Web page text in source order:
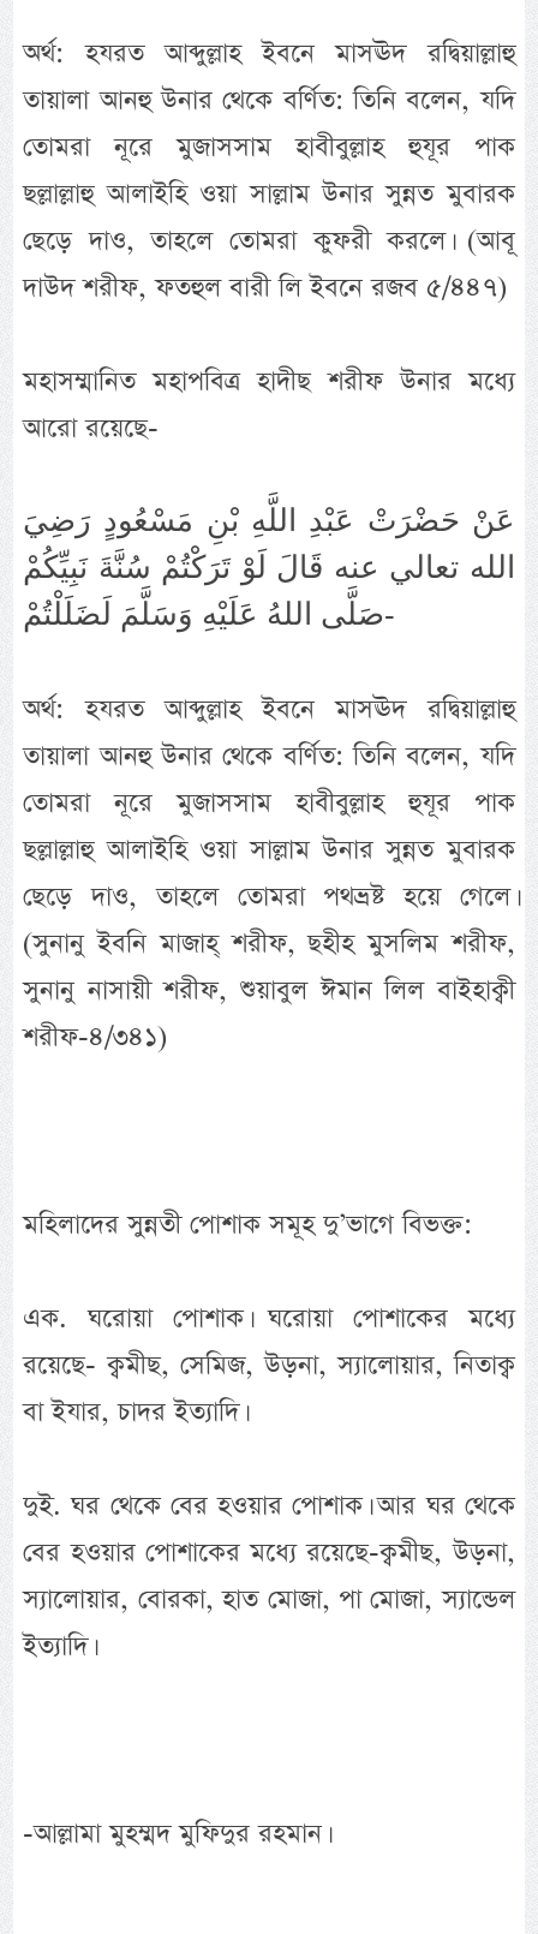
অর্থ: হযরত আব্দুল্লাহ ইবনে মাসঊদ রদ্বিয়াল্লাহু
তায়ালা আনহু উনার থেকে বর্ণিত: তিনি বলেন, যদি
তোমরা নূরে মুজাসসাম হাবীবুল্লাহ হুযূর পাক
ছল্লাল্লাহু আলাইহি ওয়া সাল্লাম উনার সুন্নত মুবারক
ছেড়ে দাও, তাহলে তোমরা কুফরী করলে। (আবূ
দাউদ শরীফ, ফতহুল বারী লি ইবনে রজব ৫/৪৪৭)
মহাসম্মানিত মহাপবিত্র হাদীছ শরীফ উনার মধ্যে
আরো রয়েছে-
عَنْ حَضْرَتْ عَبْدِ اللَّهِ بْنِ مَسْعُودٍ رَضِيَ
الله تعالي عنه قَالَ لَوْ تَرَكْتُمْ سُنَّةَ نَبِيِّكُمْ
صَلَّى اللهُ عَلَيْهِ وَسَلَّمَ لَضَلَلْتُمْ-
অর্থ: হযরত আব্দুল্লাহ ইবনে মাসঊদ রদ্বিয়াল্লাহু
তায়ালা আনহু উনার থেকে বর্ণিত: তিনি বলেন, যদি
তোমরা নূরে মুজাসসাম হাবীবুল্লাহ হুযূর পাক
ছল্লাল্লাহু আলাইহি ওয়া সাল্লাম উনার সুন্নত মুবারক
ছেড়ে দাও, তাহলে তোমরা পথভ্রষ্ট হয়ে গেলে।
(সুনানু ইবনি মাজাহ্ শরীফ, ছহীহ মুসলিম শরীফ,
সুনানু নাসায়ী শরীফ, শুয়াবুল ঈমান লিল বাইহাক্বী
শরীফ-৪/৩৪১)
মহিলাদের সুন্নতী পোশাক সমূহ দু’ভাগে বিভক্ত:
এক. ঘরোয়া পোশাক। ঘরোয়া পোশাকের মধ্যে
রয়েছে- ক্বমীছ, সেমিজ, উড়না, স্যালোয়ার, নিতাক্ব
বা ইযার, চাদর ইত্যাদি।
দুই. ঘর থেকে বের হওয়ার পোশাক। আর ঘর থেকে
বের হওয়ার পোশাকের মধ্যে রয়েছে-ক্বমীছ, উড়না,
স্যালোয়ার, বোরকা, হাত মোজা, পা মোজা, স্যান্ডেল
ইত্যাদি।
-আল্লামা মুহম্মদ মুফিদুর রহমান।